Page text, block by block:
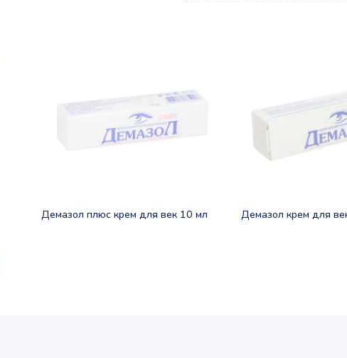
Демазол плюс крем для век 10 мл Демазол крем для